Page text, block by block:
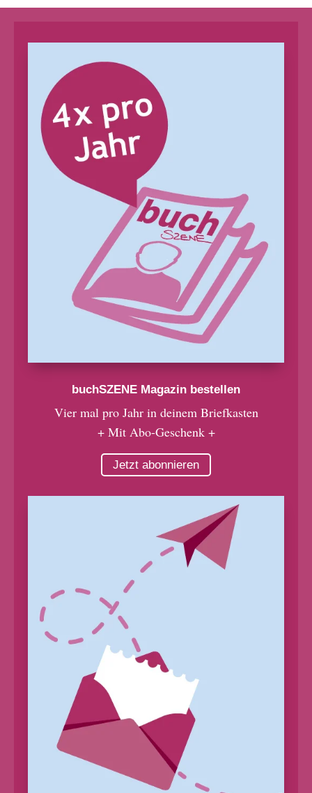
buchSZENE Magazin bestellen
Vier mal pro Jahr in deinem Briefkasten
+ Mit Abo-Geschenk +
Jetzt abonnieren